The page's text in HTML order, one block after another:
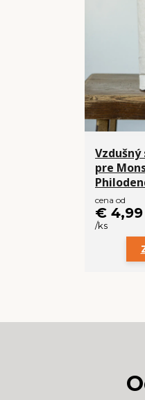
pre
cena od
€ 4,99
/ks